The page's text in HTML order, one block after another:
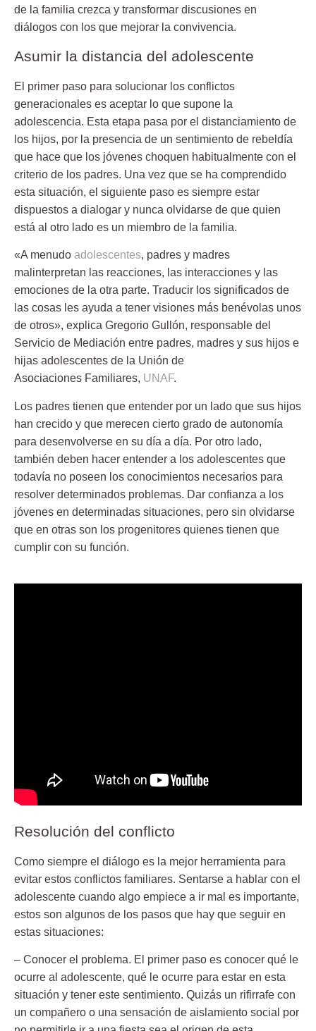
de la familia crezca y transformar discusiones en
diálogos con los que mejorar la convivencia.
Asumir la distancia del adolescente
El primer paso para solucionar los conflictos
generacionales es aceptar lo que supone la
adolescencia. Esta etapa pasa por el distanciamiento de
los hijos, por la presencia de un sentimiento de rebeldía
que hace que los jóvenes choquen habitualmente con el
criterio de los padres. Una vez que se ha comprendido
esta situación, el siguiente paso es siempre estar
dispuestos a dialogar y nunca olvidarse de que quien
está al otro lado es un miembro de la familia.
«A menudo adolescentes, padres y madres
malinterpretan las reacciones, las interacciones y las
emociones de la otra parte. Traducir los significados de
las cosas les ayuda a tener visiones más benévolas unos
de otros», explica Gregorio Gullón, responsable del
Servicio de Mediación entre padres, madres y sus hijos e
hijas adolescentes de la Unión de
Asociaciones Familiares, UNAF.
Los padres tienen que entender por un lado que sus hijos
han crecido y que merecen cierto grado de autonomía
para desenvolverse en su día a día. Por otro lado,
también deben hacer entender a los adolescentes que
todavía no poseen los conocimientos necesarios para
resolver determinados problemas. Dar confianza a los
jóvenes en determinadas situaciones, pero sin olvidarse
que en otras son los progenitores quienes tienen que
cumplir con su función.
Resolución del conflicto
Como siempre el diálogo es la mejor herramienta para
evitar estos conflictos familiares. Sentarse a hablar con el
adolescente cuando algo empiece a ir mal es importante,
estos son algunos de los pasos que hay que seguir en
estas situaciones:
– Conocer el problema. El primer paso es conocer qué le
ocurre al adolescente, qué le ocurre para estar en esta
situación y tener este sentimiento. Quizás un rifirrafe con
un compañero o una sensación de aislamiento social por